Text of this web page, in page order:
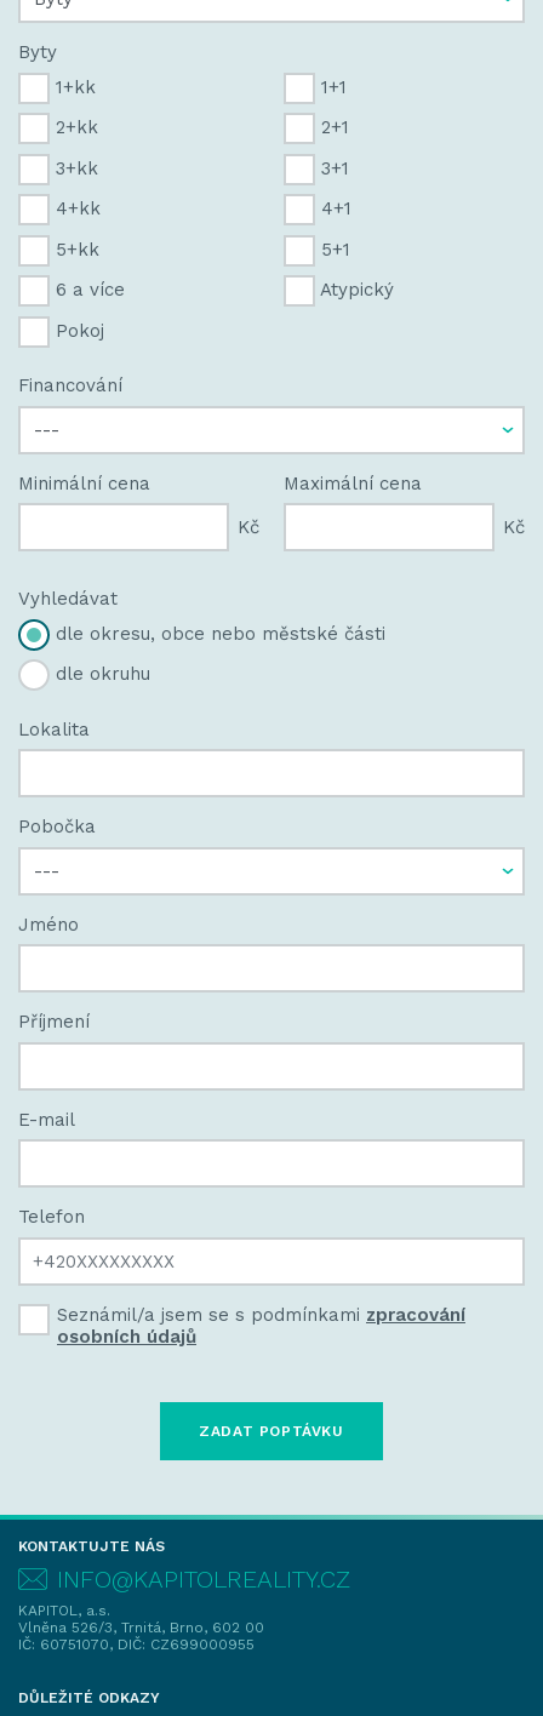
Byty
1+kk
1+1
2+kk
2+1
3+kk
3+1
4+kk
4+1
5+kk
5+1
6 a více
Atypický
Pokoj
Financování
Minimální cena
Kč
Maximální cena
Kč
Vyhledávat
dle okresu, obce nebo městské části
dle okruhu
Lokalita
Pobočka
Jméno
Příjmení
E-mail
Telefon
Seznámil/a jsem se s podmínkami zpracování
osobních údajů
KONTAKTUJTE NÁS
INFO@KAPITOLREALITY.CZ
KAPITOL, a.s.
Vlněna 526/3, Trnitá, Brno, 602 00
IČ: 60751070, DIČ: CZ699000955
DŮLEŽITÉ ODKAZY